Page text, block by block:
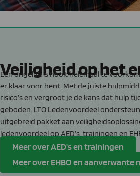
Veiligheid op het
Een ongeluk is nooit helemaal te
er klaar voor bent. Met de juiste
risico’s en vergroot je de kans dat hulp
geboden. LTO Ledenvoordeel
uitgebreid pakket aan
ledenvoordeel op AED’s, trainingen en
Meer over AED's en trainingen
Meer over EHBO en aanverwante